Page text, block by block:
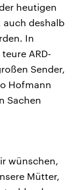
heutigen
auch deshalb
In
ARD-
Sender,
Hofmann
Sachen
wünschen,
Mütter,